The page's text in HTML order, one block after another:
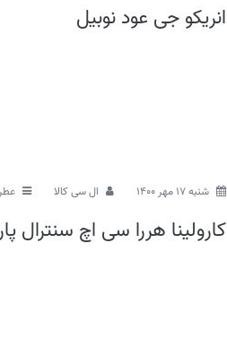
انریکو جی عود نوبیل
شنبه 17 مهر 1400 ال سی کالا
کارولینا هررا سی اچ سنترال